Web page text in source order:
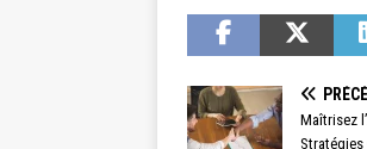
Maîtrisez
Stratégies